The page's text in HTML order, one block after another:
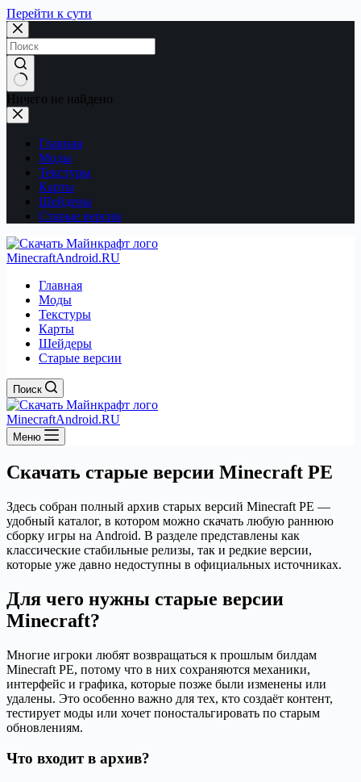
Перейти к сути
Ничего не найдено
Главная
Моды
Текстуры
Карты
Шейдеры
Старые версии
MinecraftAndroid.RU
Главная
Моды
Текстуры
Карты
Шейдеры
Старые версии
Поиск
MinecraftAndroid.RU
Меню
Скачать старые версии Minecraft PE
Здесь собран полный архив старых версий Minecraft PE —
удобный каталог, в котором можно скачать любую раннюю
сборку игры на Android. В разделе представлены как
классические стабильные релизы, так и редкие версии,
которые уже давно недоступны в официальных источниках.
Для чего нужны старые версии
Minecraft?
Многие игроки любят возвращаться к прошлым билдам
Minecraft PE, потому что в них сохраняются механики,
интерфейс и графика, которые позже были изменены или
удалены. Это особенно важно для тех, кто создаёт контент,
тестирует моды или хочет поностальгировать по старым
обновлениям.
Что входит в архив?